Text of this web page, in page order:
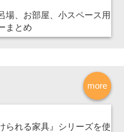
場、お部屋、小スペース用
まとめ
more
られる家具』シリーズを使